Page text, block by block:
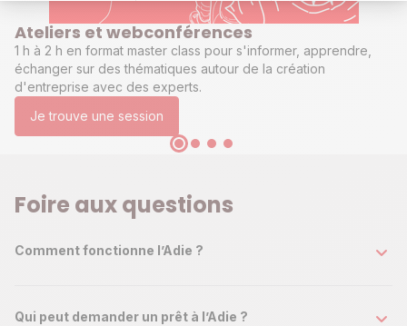
Ateliers et webconférences
1 h à 2 h en format master class pour s'informer, apprendre,
échanger sur des thématiques autour de la création
d'entreprise avec des experts.
Je trouve une session
Foire aux questions
Comment fonctionne l’Adie ?
Qui peut demander un prêt à l’Adie ?